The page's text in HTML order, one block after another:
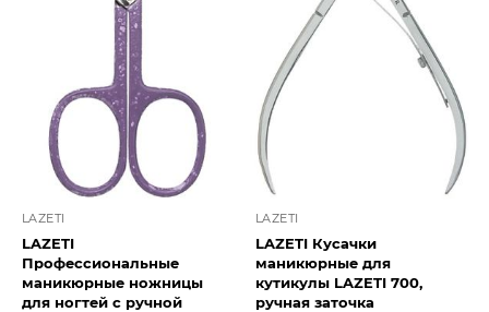
LAZETI
LAZETI
Профессиональные
маникюрные ножницы
для ногтей с ручной
LAZETI
LAZETI Кусачки
маникюрные для
кутикулы LAZETI 700,
ручная заточка